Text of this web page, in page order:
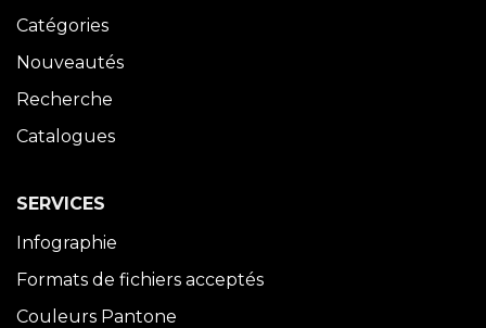
Catégories
Nouveautés
Recherche
Catalogues
SERVICES
Infographie
Formats de fichiers acceptés
Couleurs Pantone